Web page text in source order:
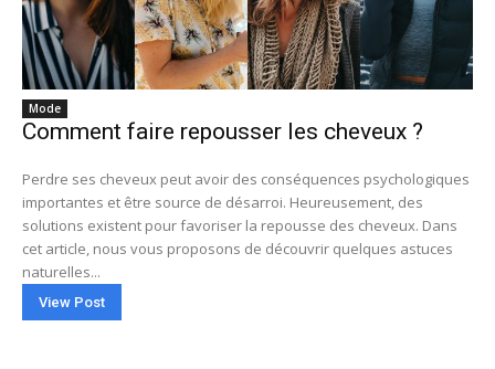
Mode
Comment faire repousser les cheveux ?
Perdre ses cheveux peut avoir des conséquences psychologiques
importantes et être source de désarroi. Heureusement, des
solutions existent pour favoriser la repousse des cheveux. Dans
cet article, nous vous proposons de découvrir quelques astuces
naturelles...
View Post